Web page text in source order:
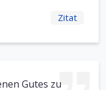
Zitat
Gutes zu